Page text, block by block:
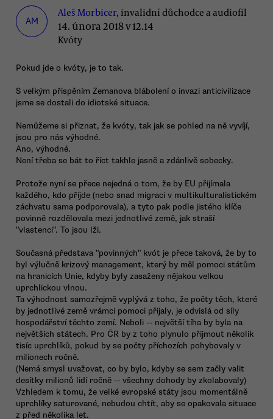
AM
Aleš Morbicer, invalidní důchodce a audiofil
14. února 2018 v 12.14
Kvóty
Pokud jde o kvóty, je to tak.
S velkým přispěním Zemanova blábolení o invazi anticivilizace
jsme se dostali do idiotské situace.
Nemůžeme si přiznat, že kvóty, tak jak se pohled na ně vyvíjí,
jsou pro nás výhodné.
Ano, výhodné.
Není třeba se bát to říct takhle jasně a zdánlivě sobecky.
Protože nyní se přece nejedná o tom, že by EU přijímala
každého, kdo příjde (nebo snad migraci v multikulturalistickém
záchvatu sama podporovala), a tyto pak podle jistého klíče
povinně rozdělovala mezi jednotlivé země, jak straší
"vlastenci". To jsou lži.
Současná představa "povinných" kvót je přece taková, že by to
byl výlučně krizový management, který by měl pomoci státům
na hranicích Unie, kdyby byly zasaženy nějakou velkou
uprchlickou vlnou.
Ta výhodnost samozřejmě vyplývá z toho, že počty těch, které
by jednotlivé země vrámci pomoci přijaly, je odvislá od síly
hospodářství těchto zemí. Neboli -- největší tíha by byla na
největších státech. Pro ČR by z toho plynulo přijmout několik
tisíc uprchlíků, pokud by se počty příchozích pohybovaly v
milionech ročně.
(Nemá smysl uvažovat, co by bylo, kdyby se sem začly valit
desítky milionů lidí ročně -- všechny dohody by zkolabovaly)
Vzhledem k tomu, že velké evropské státy jsou momentálně
uprchlíky saturované, nebudou chtít, aby se opakovala situace
z před několika let.